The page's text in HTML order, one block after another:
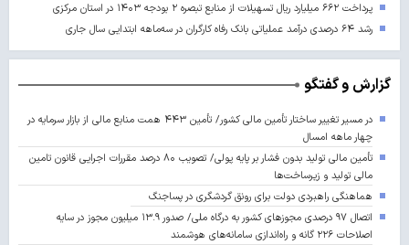
پرداخت ۶۶۲ میلیارد ریال تسهیلات از منابع تبصره ۲ بودجه ۱۴۰۳ در استان مرکزی
رشد ۶۴ درصدی درآمد عملیاتی بانک رفاه کارگران در سه‌ماهه ابتدایی سال جاری
گزارش و گفتگو
در مسیر تغییر ساختار تأمین مالی کشور/ تأمین ۴۴۳ همت منابع مالی از بازار سرمایه در
چهار ماهه امسال
تأمین مالی تولید بدون فشار بر پایه پولی/ تصویب ۸۰ درصد مقررات اجرایی قانون تامین
مالی تولید و زیرساخت‌ها
هماهنگی راهبردی دولت برای رونق گردشگری در پساجنگ
اتصال ۹۷ درصدی مجوزهای کشور به درگاه ملی/ صدور ۱۳.۹ میلیون مجوز در سایه
اصلاحات ۲۲۶ گانه و راه‌اندازی سامانه‌های هوشمند